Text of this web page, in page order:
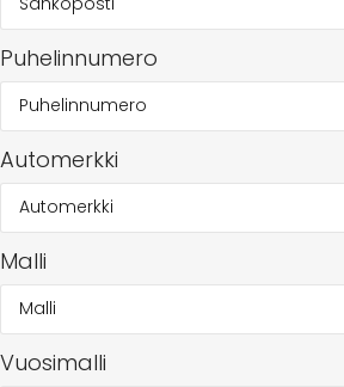
Puhelinnumero
Automerkki
Malli
Vuosimalli